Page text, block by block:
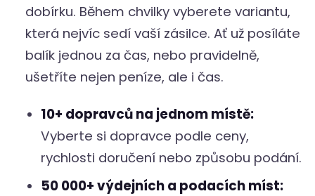
dobírku. Během chvilky vyberete variantu,
která nejvíc sedí vaší zásilce. Ať už posíláte
balík jednou za čas, nebo pravidelně,
ušetříte nejen peníze, ale i čas.
10+ dopravců na jednom místě:
Vyberte si dopravce podle ceny,
rychlosti doručení nebo způsobu podání.
50 000+ výdejních a podacích míst: